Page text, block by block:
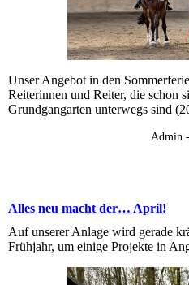
Unser Angebot in den
Reiterinnen und Reiter, die schon
Grundgangarten unterwegs sind
Admin
Alles neu macht der… April!
Auf unserer Anlage wird gerade
Frühjahr, um einige Projekte in